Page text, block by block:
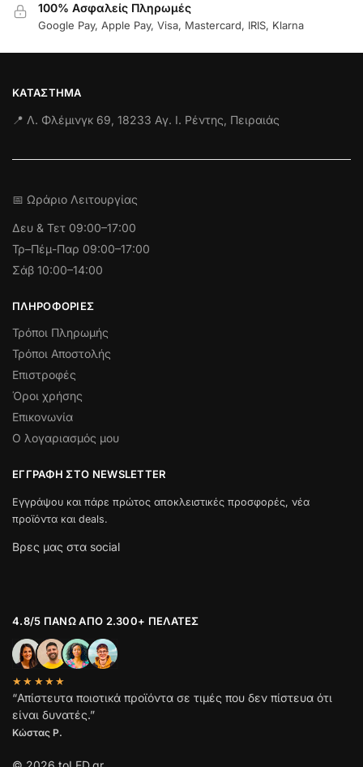
100% Ασφαλείς Πληρωμές
Google Pay, Apple Pay, Visa, Mastercard, IRIS, Klarna
ΚΑΤΆΣΤΗΜΑ
📍 Λ. Φλέμινγκ 69, 18233 Αγ. Ι. Ρέντης, Πειραιάς
📅 Ωράριο Λειτουργίας
Δευ & Τετ 09:00–17:00
Τρ–Πέμ-Παρ 09:00–17:00
Σάβ 10:00–14:00
ΠΛΗΡΟΦΟΡΊΕΣ
Τρόποι Πληρωμής
Τρόποι Αποστολής
Επιστροφές
Όροι χρήσης
Επικονωνία
Ο λογαριασμός μου
ΕΓΓΡΑΦΉ ΣΤΟ NEWSLETTER
Εγγράψου και πάρε πρώτος αποκλειστικές προσφορές, νέα
προϊόντα και deals.
Βρες μας στα social
4.8/5 ΠΆΝΩ ΑΠΌ 2.300+ ΠΕΛΆΤΕΣ
★★★★★
“Απίστευτα ποιοτικά προϊόντα σε τιμές που δεν πίστευα ότι
είναι δυνατές.”
Κώστας Ρ.